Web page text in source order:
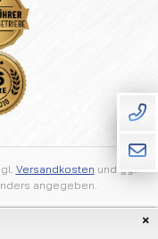
Versandkosten und ggf.
angegeben.
Main
×